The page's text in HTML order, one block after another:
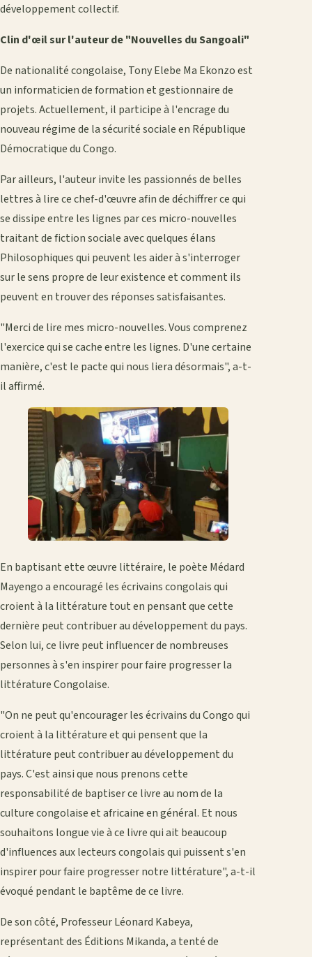
développement collectif.
Clin d'œil sur l'auteur de "Nouvelles du Sangoali"
De nationalité congolaise, Tony Elebe Ma Ekonzo est
un informaticien de formation et gestionnaire de
projets. Actuellement, il participe à l'encrage du
nouveau régime de la sécurité sociale en République
Démocratique du Congo.
Par ailleurs, l'auteur invite les passionnés de belles
lettres à lire ce chef-d'œuvre afin de déchiffrer ce qui
se dissipe entre les lignes par ces micro-nouvelles
traitant de fiction sociale avec quelques élans
Philosophiques qui peuvent les aider à s'interroger
sur le sens propre de leur existence et comment ils
peuvent en trouver des réponses satisfaisantes.
"Merci de lire mes micro-nouvelles. Vous comprenez
l'exercice qui se cache entre les lignes. D'une certaine
manière, c'est le pacte qui nous liera désormais", a-t-
il affirmé.
En baptisant ette œuvre littéraire, le poète Médard
Mayengo a encouragé les écrivains congolais qui
croient à la littérature tout en pensant que cette
dernière peut contribuer au développement du pays.
Selon lui, ce livre peut influencer de nombreuses
personnes à s'en inspirer pour faire progresser la
littérature Congolaise.
"On ne peut qu'encourager les écrivains du Congo qui
croient à la littérature et qui pensent que la
littérature peut contribuer au développement du
pays. C'est ainsi que nous prenons cette
responsabilité de baptiser ce livre au nom de la
culture congolaise et africaine en général. Et nous
souhaitons longue vie à ce livre qui ait beaucoup
d'influences aux lecteurs congolais qui puissent s'en
inspirer pour faire progresser notre littérature", a-t-il
évoqué pendant le baptême de ce livre.
De son côté, Professeur Léonard Kabeya,
représentant des Éditions Mikanda, a tenté de